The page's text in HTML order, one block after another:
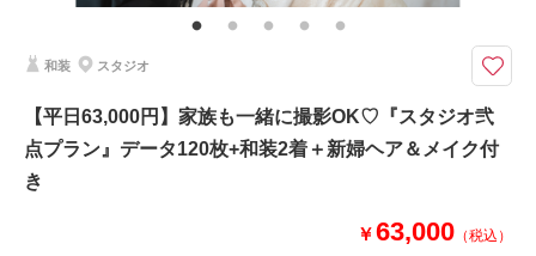
ご家族様とご一緒に撮影できるスタジオプラン♪
浅草橋店のさまざまなスタジオの背景で撮影をします♪
足袋や肌着なども全てこちらでご用意していますので手ぶらでお越し頂けま
す！
和装 スタジオ
【平日63,000円】家族も一緒に撮影OK♡『スタジオ弐
点プラン』データ120枚+和装2着＋新婦ヘア＆メイク付
き
￥63,000 （税込）